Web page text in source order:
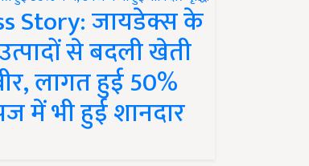
Story: जायडेक्स के
से बदली खेती
लागत हुई 50%
में भी हुई शानदार